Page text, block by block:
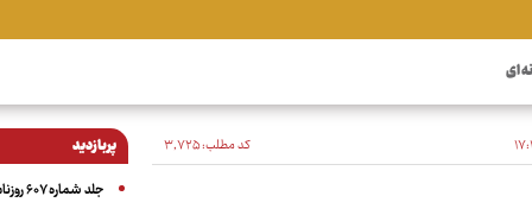
ای
کد مطلب:۳٬۷۲۵
پربازدید
جلد شماره ۶۰۷ روزنامه آگاه